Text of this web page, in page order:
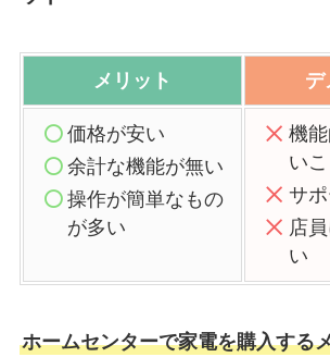
メリット デ
価格が安い
余計な機能が無い
操作が簡単なもの
が多い
機
い
サ
店
い
ホームセンターで家電を購入する